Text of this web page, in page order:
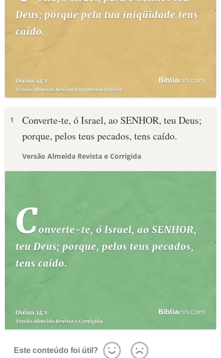
1
Converte-te, ó Israel, ao SENHOR, teu Deus;
porque, pelos teus pecados, tens caído.
Versão Almeida Revista e Corrigida
Este conteúdo foi útil?